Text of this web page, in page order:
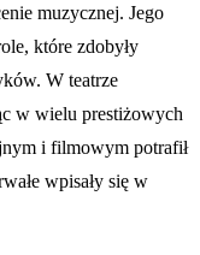
muzycznej. Jego
które zdobyły
W teatrze
w wielu prestiżowych
i filmowym potrafił
wpisały się w